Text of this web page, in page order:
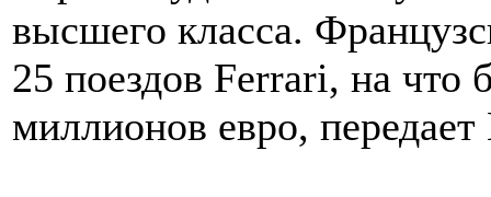
высшего класса.
25 поездов Ferrari, на что
миллионов евро,